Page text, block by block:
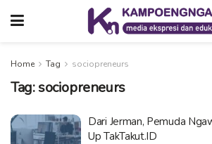
Home Tag sociopreneurs
Tag:sociopreneurs
Dari Jerman, Pemuda
Up TakTakut.ID